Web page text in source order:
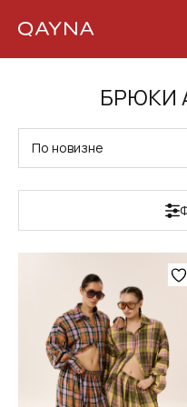
content
БРЮКИ
По новизне
несколько
вариаций.
Опции
можно
выбрать